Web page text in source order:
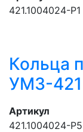
421.1004024-Р1
Кольца
УМЗ-421
Артикул
421.1004024-Р5